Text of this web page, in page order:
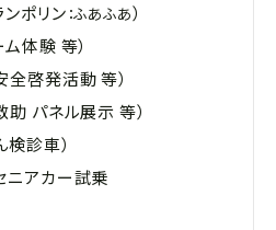
ポリン ：ふあふあ）
体験 等）
全啓発活動 等）
助 パネル展示 等）
診車）
ニアカー試乗